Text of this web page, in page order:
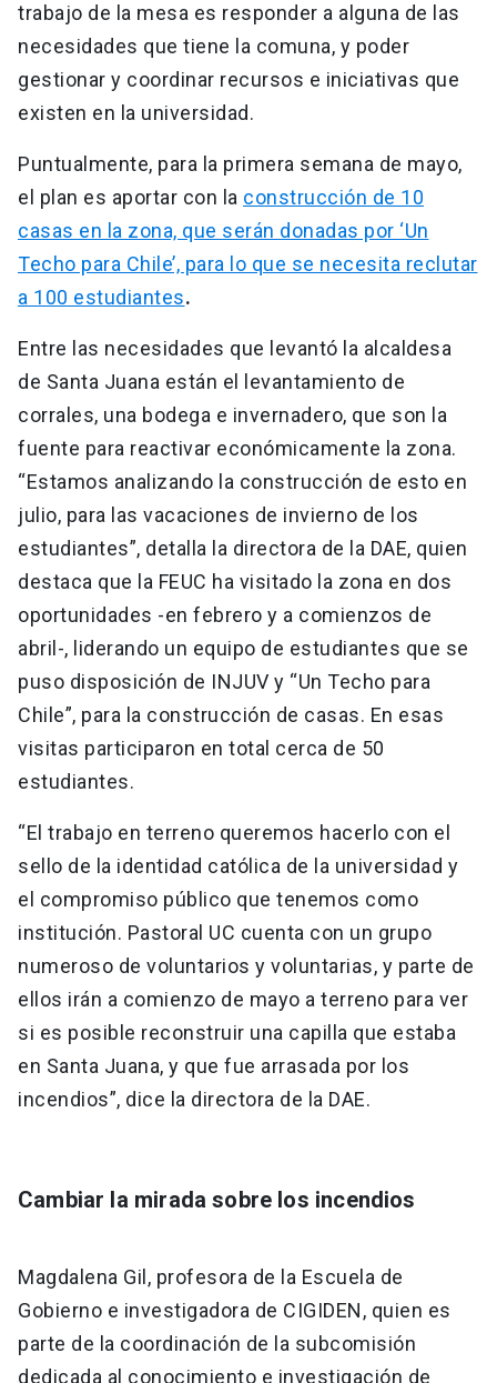
trabajo de la mesa es responder a alguna de las
necesidades que tiene la comuna, y poder
gestionar y coordinar recursos e iniciativas que
existen en la universidad.
Puntualmente, para la primera semana de mayo,
el plan es aportar con la construcción de 10
casas en la zona, que serán donadas por ‘Un
Techo para Chile’, para lo que se necesita reclutar
a 100 estudiantes.
Entre las necesidades que levantó la alcaldesa
de Santa Juana están el levantamiento de
corrales, una bodega e invernadero, que son la
fuente para reactivar económicamente la zona.
“Estamos analizando la construcción de esto en
julio, para las vacaciones de invierno de los
estudiantes”, detalla la directora de la DAE, quien
destaca que la FEUC ha visitado la zona en dos
oportunidades -en febrero y a comienzos de
abril-, liderando un equipo de estudiantes que se
puso disposición de INJUV y “Un Techo para
Chile”, para la construcción de casas. En esas
visitas participaron en total cerca de 50
estudiantes.
“El trabajo en terreno queremos hacerlo con el
sello de la identidad católica de la universidad y
el compromiso público que tenemos como
institución. Pastoral UC cuenta con un grupo
numeroso de voluntarios y voluntarias, y parte de
ellos irán a comienzo de mayo a terreno para ver
si es posible reconstruir una capilla que estaba
en Santa Juana, y que fue arrasada por los
incendios”, dice la directora de la DAE.
Cambiar la mirada sobre los incendios
Magdalena Gil, profesora de la Escuela de
Gobierno e investigadora de CIGIDEN, quien es
parte de la coordinación de la subcomisión
dedicada al conocimiento e investigación de